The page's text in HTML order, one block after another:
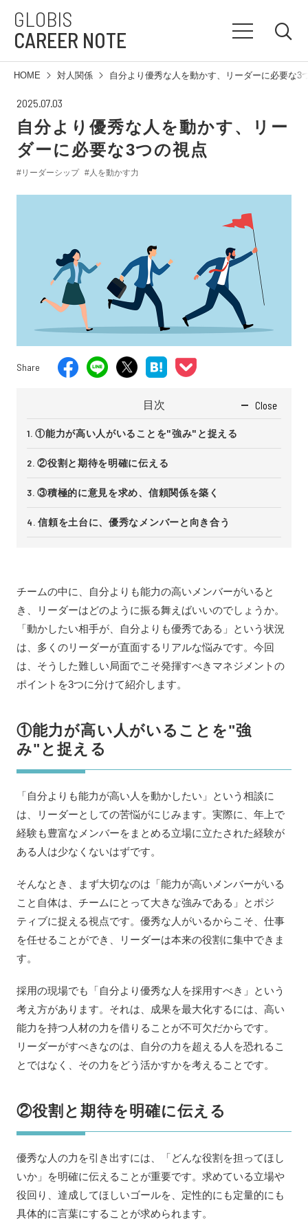
GLOBIS
CAREER NOTE
HOME 対人関係 自分より優秀な人を動かす、リーダーに必要な3
2025.07.03
自分より優秀な人を動かす、リー
ダーに必要な3つの視点
#リーダーシップ #人を動かす力
Share
目次 Close
①能力が高い人がいることを"強み"と捉える
②役割と期待を明確に伝える
③積極的に意見を求め、信頼関係を築く
信頼を土台に、優秀なメンバーと向き合う
チームの中に、自分よりも能力の高いメンバーがいると
き、リーダーはどのように振る舞えばいいのでしょうか。
「動かしたい相手が、自分よりも優秀である」という状況
は、多くのリーダーが直面するリアルな悩みです。今回
は、そうした難しい局面でこそ発揮すべきマネジメントの
ポイントを3つに分けて紹介します。
①能力が高い人がいることを"強
み"と捉える
「自分よりも能力が高い人を動かしたい」という相談に
は、リーダーとしての苦悩がにじみます。実際に、年上で
経験も豊富なメンバーをまとめる立場に立たされた経験が
ある人は少なくないはずです。
そんなとき、まず大切なのは「能力が高いメンバーがいる
こと自体は、チームにとって大きな強みである」とポジ
ティブに捉える視点です。優秀な人がいるからこそ、仕事
を任せることができ、リーダーは本来の役割に集中できま
す。
採用の現場でも「自分より優秀な人を採用すべき」という
考え方があります。それは、成果を最大化するには、高い
能力を持つ人材の力を借りることが不可欠だからです。
リーダーがすべきなのは、自分の力を超える人を恐れるこ
とではなく、その力をどう活かすかを考えることです。
②役割と期待を明確に伝える
優秀な人の力を引き出すには、「どんな役割を担ってほし
いか」を明確に伝えることが重要です。求めている立場や
役回り、達成してほしいゴールを、定性的にも定量的にも
具体的に言葉にすることが求められます。